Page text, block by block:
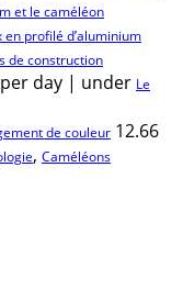
et le caméléon
profilé d’aluminium
de construction
day | under Le
de couleur 12.66
, Caméléons